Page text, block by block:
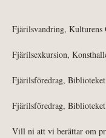
Fjärilsvandring, Kulturens
Fjärilsexkursion,
Fjärilsföredrag,
Fjärilsföredrag,
Vill ni att vi berättar om